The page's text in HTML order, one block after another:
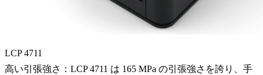
LCP 4711
高い引張強さ：LCP 4711 は 165 MPa の引張強さを誇り、手